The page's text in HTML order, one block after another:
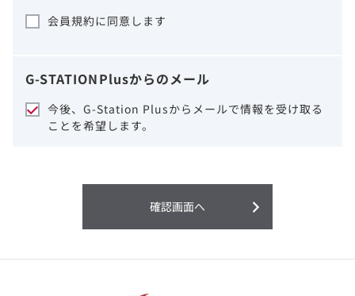
事項をご熟読いただき、同意された場合のみご利用くだ
ギリアドは、本サイトのコンテンツについて
細心の注意を払い、正確かつ最新の情報を提
供するように努力をしておりますが、正確
性、確実性、妥当性、有用性、ご利用になら
利用することまたは利用できなかったことよ
り生じる損害については一切の責任を負いか
含む）の情報は、その製品またはその製品の
会員規約に同意します
G-STATIONPlusからのメール
今後、G-Station Plusからメールで情報を受け取る
ことを希望します。
確認画面へ